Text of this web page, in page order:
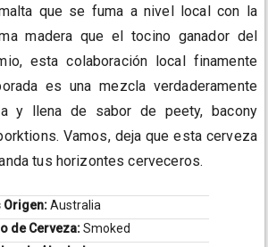
que se fuma a nivel local con la
madera que el tocino ganador del
esta colaboración local finamente
es una mezcla verdaderamente
y llena de sabor de peety, bacony
Vamos, deja que esta cerveza
tus horizontes cerveceros.
Origen:Australia
de Cerveza:Smoked